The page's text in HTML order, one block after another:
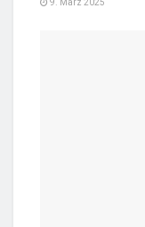
9. März 2025